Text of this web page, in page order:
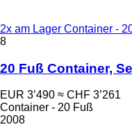
2x am Lager Container -
8
20 Fuß Container,
EUR 3’490 ≈ CHF 3’261
Container - 20 Fuß
2008